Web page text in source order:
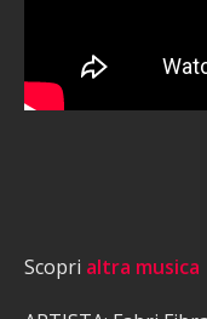
Scopri altra musica